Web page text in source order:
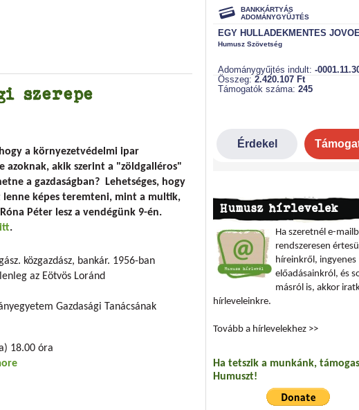
szerepe
a környezetvédelmi ipar
azoknak, akik szerint a "zöldgalléros"
a gazdaságban? Lehetséges, hogy
képes teremteni, mint a multik,
Róna Péter lesz a vendégünk 9-én.
itt.
közgazdász, bankár. 1956-ban
az Eötvös Loránd
Gazdasági Tanácsának
18.00 óra
about A környezetvédelem gazdasági szerepe
Humusz hírlevelek
Ha szeretnél e-
rendszeresen
híreinkről, ingyenes
előadásainkról, és
másról is, akkor
hírleveleinkre.
Tovább a hírlevelekhez >>
Ha tetszik a munkánk,
Humuszt!